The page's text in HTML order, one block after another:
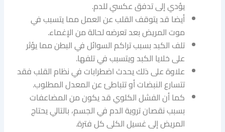
يؤدي إلى تدفق عكسي للدم.
أيضا قد يتوقف القلب عن العمل مما يتسبب في
موت المريض بعد تعرضه لحالة من الإغماء.
تلف الكبد بسبب تراكم السوائل في البطن مما يؤثر
على خلايا الكبد ويتسبب في تلفها.
علاوة على ذلك يحدث اضطرابات في نظام القلب فقد
تتسارع النبضات أو تتباطئ عن المعدل المطلوب.
كما أن الفشل الكلوي قد يكون من المضاعفات
بسبب نقصان تروية الدم في الجسم، بالتالي يحتاج
المريض إلى غسيل الكلى كل فترة.